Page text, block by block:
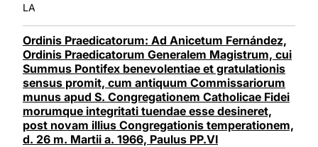
LA
Ordinis Praedicatorum: Ad Anicetum Fernández,
Ordinis Praedicatorum Generalem Magistrum, cui
Summus Pontifex benevolentiae et gratulationis
sensus promit, cum antiquum Commissariorum
munus apud S. Congregationem Catholicae Fidei
morumque integritati tuendae esse desineret,
post novam illius Congregationis temperationem,
d. 26 m. Martii a. 1966, Paulus PP.VI